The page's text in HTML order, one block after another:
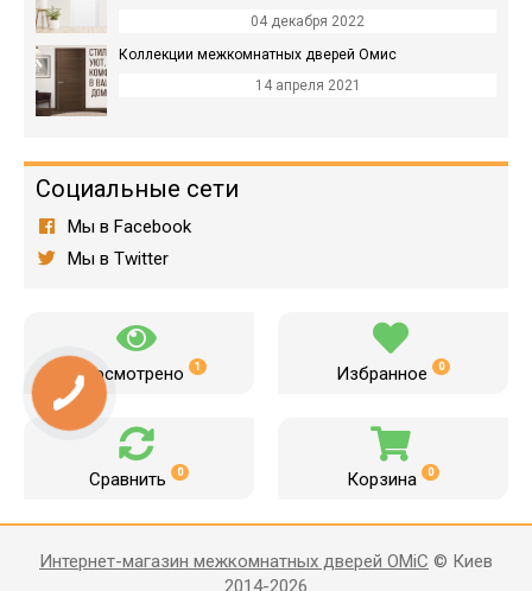
04 декабря 2022
Коллекции межкомнатных дверей Омис
14 апреля 2021
Социальные сети
Мы в Facebook
Мы в Twitter
Просмотрено 1 Избранное 0
Сравнить 0 Корзина 0
Интернет-магазин межкомнатных дверей OMiC © Киев
2014-2026